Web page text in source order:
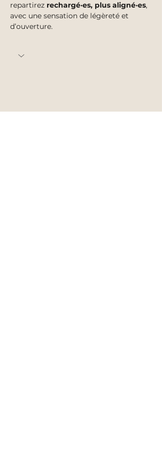
repartirez rechargé·es, plus aligné·es,
avec une sensation de légèreté et
d’ouverture.